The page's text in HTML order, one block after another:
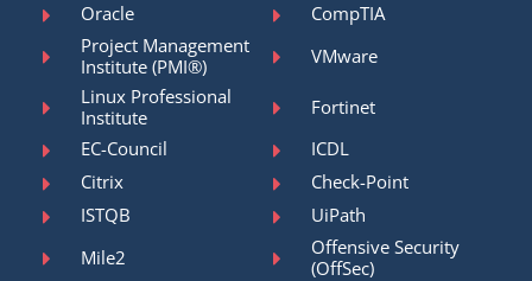
Oracle
CompTIA
Project Management
Institute (PMI®)
VMware
Linux Professional
Institute
Fortinet
EC-Council
ICDL
Citrix
Check-Point
ISTQB
UiPath
Mile2
Offensive Security
(OffSec)